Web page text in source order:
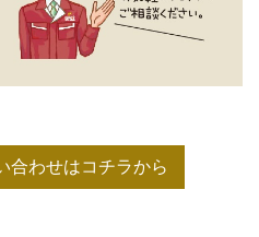
合わせはコチラから